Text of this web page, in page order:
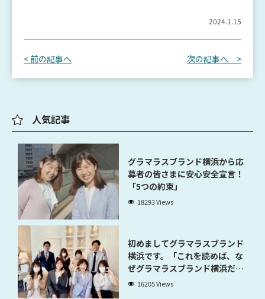
2024.1.15
< 前の記事へ 次の記事へ >
人気記事
グラマラスブランド横浜から応
募者の皆さまに安心安全宣言！
「5つの約束」
18293 Views
初めましてグラマラスブランド
横浜です。「これを読めば、な
ぜグラマラスブランド横浜だと
稼げるのかが分かります」
16205 Views